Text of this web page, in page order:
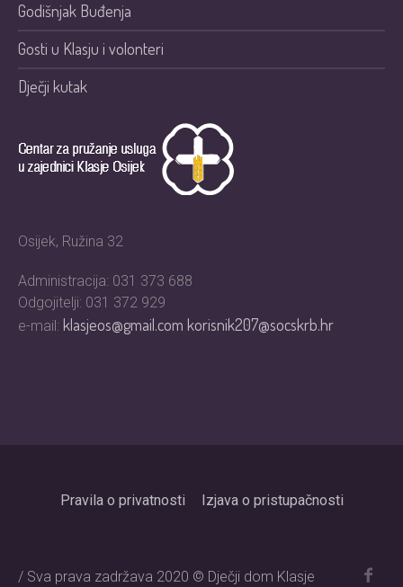
Godišnjak Buđenja
Gosti u Klasju i volonteri
Dječji kutak
Osijek, Ružina 32
Administracija: 031 373 688
Odgojitelji: 031 372 929
e-mail: klasjeos@gmail.comkorisnik207@socskrb.hr
Pravila o privatnosti Izjava o pristupačnosti
/ Sva prava zadržava 2020 © Dječji dom Klasje